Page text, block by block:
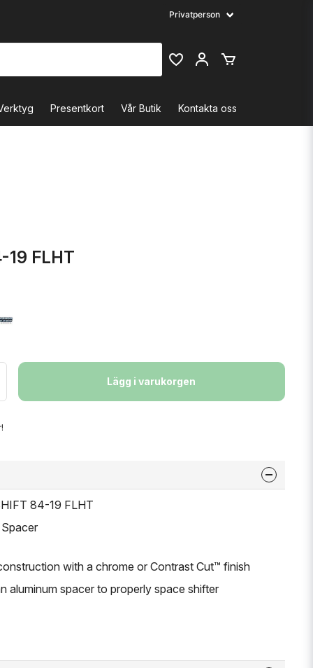
Presentkort Vår Butik Kontakta oss
19 FLHT
Lägg i varukorgen
84-19 FLHT
with a chrome or Contrast Cut™ finish
aluminum spacer to properly space shifter